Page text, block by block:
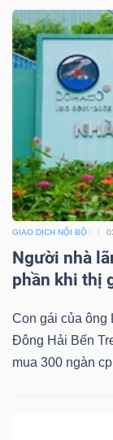
GIAO DỊCH NỘI BỘ
Người nhà
phần khi thị
Con gái của ông
Đông Hải Bến
mua 300 ngàn